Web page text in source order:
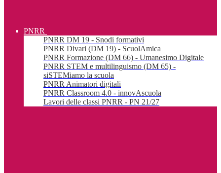
PNRR
PNRR DM 19 - Snodi formativi
PNRR Divari (DM 19) - ScuolAmica
PNRR Formazione (DM 66) - Umanesimo Digitale
PNRR STEM e multilinguismo (DM 65) -
siSTEMiamo la scuola
PNRR Animatori digitali
PNRR Classroom 4.0 - innovAscuola
Lavori delle classi PNRR - PN 21/27